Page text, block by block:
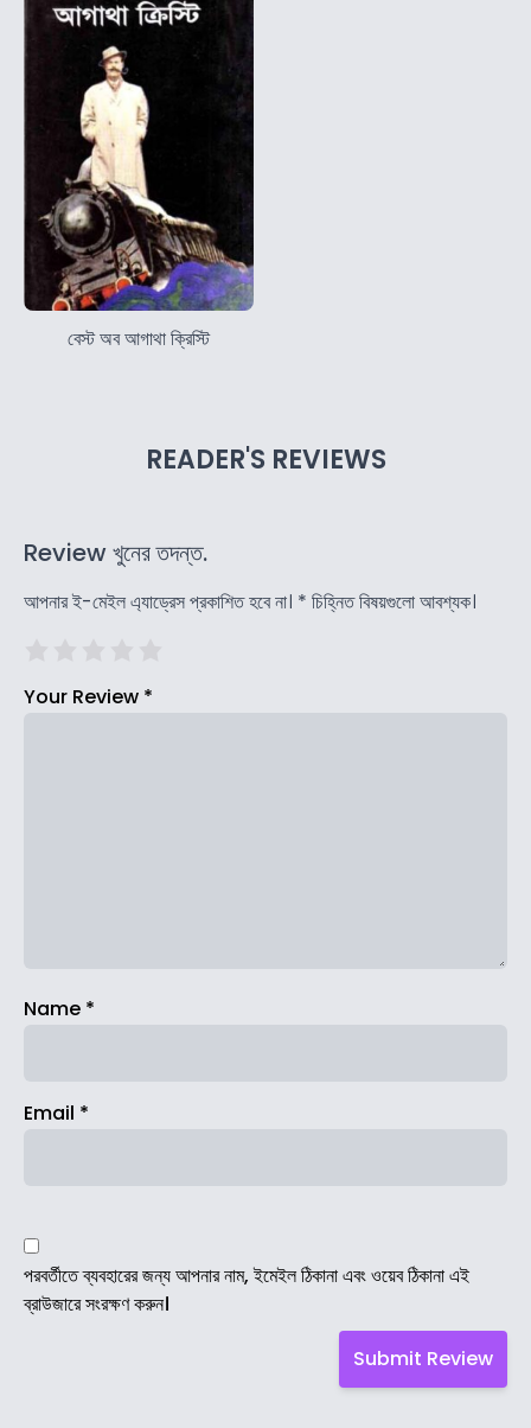
বেস্ট অব আগাথা ক্রিস্টি
READER'S REVIEWS
Review খুনের তদন্ত.
আপনার ই-মেইল এ্যাড্রেস প্রকাশিত হবে না। * চিহ্নিত বিষয়গুলো আবশ্যক।
Your Review *
Name *
Email *
পরবর্তীতে ব্যবহারের জন্য আপনার নাম, ইমেইল ঠিকানা এবং ওয়েব ঠিকানা এই
ব্রাউজারে সংরক্ষণ করুন।